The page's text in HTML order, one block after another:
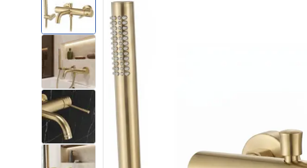
Portas de duche
Bases de duche de casa de banho
Sumidouros de duche
Sanitas, lavatórios